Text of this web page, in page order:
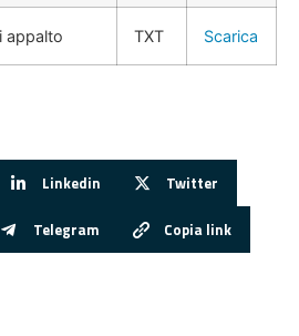
appalto TXT Scarica
Linkedin Twitter
Telegram Copia link